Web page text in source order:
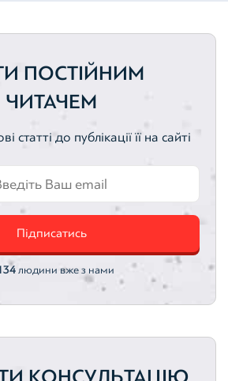
активів
активи
облігацій
ПОСТІЙНИМ
ЧИТАЧЕМ
статті до публікації її на сайті
Підписатись
людини вже з нами